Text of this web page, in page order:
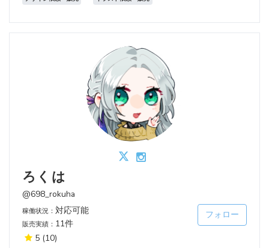
ろくは
@698_rokuha
稼働状況： 対応可能
販売実績： 11件
5 (10)
フォロー